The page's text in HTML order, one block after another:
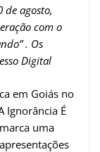
de agosto,
com o
. Os
Digital
em Goiás no
Ignorância É
uma